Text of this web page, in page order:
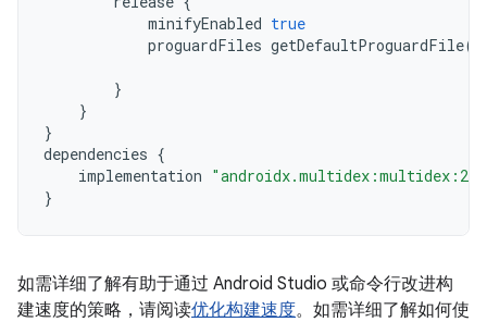
minifyEnabled true
proguardFiles getDefaultProguardFile(
}
}
}
dependencies {
implementation
}
如需详细了解有助于通过 Android Studio 或命令行改进构
建速度的策略，请阅读优化构建速度。如需详细了解如何使